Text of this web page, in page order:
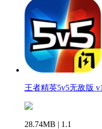
王者精英5v5无敌版
28.74MB | 1.1